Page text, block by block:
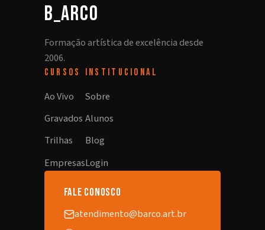
b_arco
Formação artística de excelência desde
2006.
CURSOS
Ao Vivo
Gravados
Trilhas
Empresas
INSTITUCIONAL
Sobre
Alunos
Blog
Login
fale conosco
atendimento@barco.art.br